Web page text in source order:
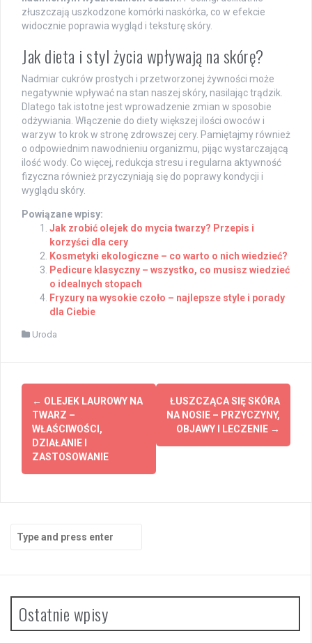
złuszczają uszkodzone komórki naskórka, co w efekcie
widocznie poprawia wygląd i teksturę skóry.
Jak dieta i styl życia wpływają na skórę?
Nadmiar cukrów prostych i przetworzonej żywności może
negatywnie wpływać na stan naszej skóry, nasilając trądzik.
Dlatego tak istotne jest wprowadzenie zmian w sposobie
odżywiania. Włączenie do diety większej ilości owoców i
warzyw to krok w stronę zdrowszej cery. Pamiętajmy również
o odpowiednim nawodnieniu organizmu, pijąc wystarczającą
ilość wody. Co więcej, redukcja stresu i regularna aktywność
fizyczna również przyczyniają się do poprawy kondycji i
wyglądu skóry.
Powiązane wpisy:
Jak zrobić olejek do mycia twarzy? Przepis i
korzyści dla cery
Kosmetyki ekologiczne – co warto o nich wiedzieć?
Pedicure klasyczny – wszystko, co musisz wiedzieć
o idealnych stopach
Fryzury na wysokie czoło – najlepsze style i porady
dla Ciebie
Uroda
Post
navigation
← OLEJEK LAUROWY NA
TWARZ –
WŁAŚCIWOŚCI,
DZIAŁANIE I
ZASTOSOWANIE
ŁUSZCZĄCA SIĘ SKÓRA
NA NOSIE – PRZYCZYNY,
OBJAWY I LECZENIE →
for:
Ostatnie wpisy